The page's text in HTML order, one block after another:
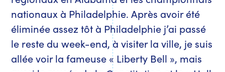
nationaux à Philadelphie. Après avoir été
éliminée assez tôt à Philadelphie j’ai passé
le reste du week-end, à visiter la ville, je suis
allée voir la fameuse « Liberty Bell », mais